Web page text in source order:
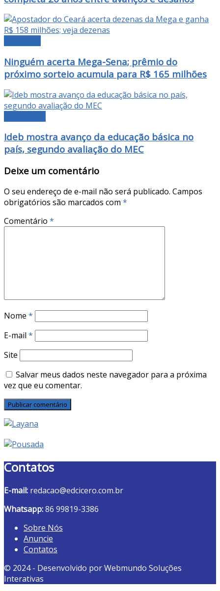
Ninguém acerta Mega-Sena; prêmio do
próximo sorteio acumula para R$ 165 milhões
Ideb mostra avanço da educação básica no
país, segundo avaliação do MEC
Deixe um comentário
O seu endereço de e-mail não será publicado. Campos
obrigatórios são marcados com *
Comentário *
Nome *
E-mail *
Site
Salvar meus dados neste navegador para a próxima
vez que eu comentar.
Contatos
E-mail: redacao@edcicero.com.br
Whatsapp:86 99819-3386
Sobre Nós
Anuncie
Contatos
© 2024 - Desenvolvido por Webmundo Soluções
Interativas